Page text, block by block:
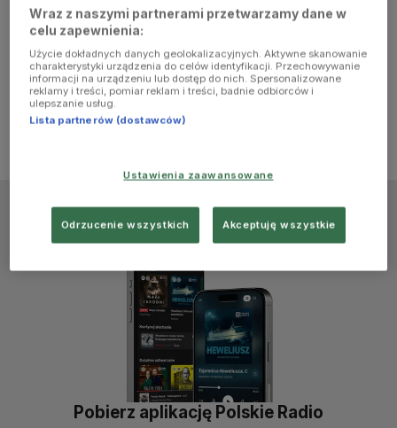
console for
more
information)
Pobierz aplikację Polskie Radio
Wraz z naszymi partnerami przetwarzamy dane w
celu zapewnienia:
Użycie dokładnych danych geolokalizacyjnych. Aktywne skanowanie
charakterystyki urządzenia do celów identyfikacji. Przechowywanie
informacji na urządzeniu lub dostęp do nich. Spersonalizowane
reklamy i treści, pomiar reklam i treści, badnie odbiorców i
ulepszanie usług.
Lista partnerów (dostawców)
Ustawienia zaawansowane
Odrzucenie wszystkich Akceptuję wszystkie